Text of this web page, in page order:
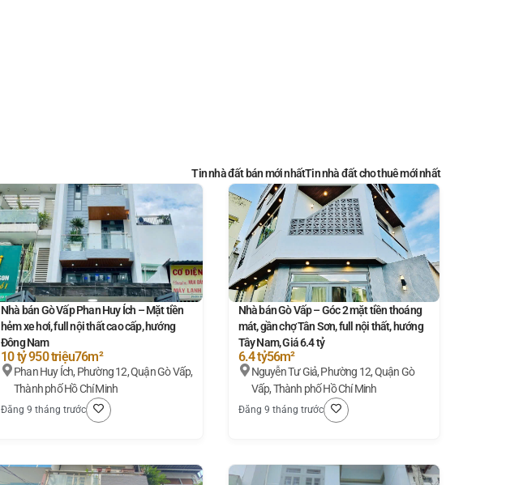
Tin nhà đất bán mới nhấtTin nhà đất cho thuê mới nhất
Nhà bán Gò Vấp Phan Huy Ích – Mặt tiền
hẻm xe hơi, full nội thất cao cấp, hướng
Đông Nam
10 tỷ 950 triệu76m²
Phan Huy Ích, Phường 12, Quận Gò Vấp,
Thành phố Hồ Chí Minh
Đăng 9 tháng trước
Nhà bán Gò Vấp – Góc 2 mặt tiền thoáng
mát, gần chợ Tân Sơn, full nội thất, hướng
Tây Nam, Giá 6.4 tỷ
6.4 tỷ56m²
Nguyễn Tư Giả, Phường 12, Quận Gò
Vấp, Thành phố Hồ Chí Minh
Đăng 9 tháng trước